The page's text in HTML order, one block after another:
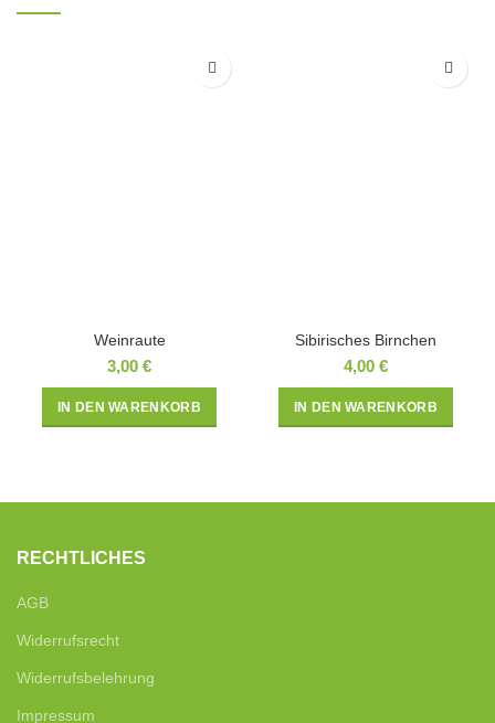
Weinraute
3,00 €
IN DEN WARENKORB
Sibirisches Birnchen
4,00 €
IN DEN WARENKORB
RECHTLICHES
AGB
Widerrufsrecht
Widerrufsbelehrung
Impressum